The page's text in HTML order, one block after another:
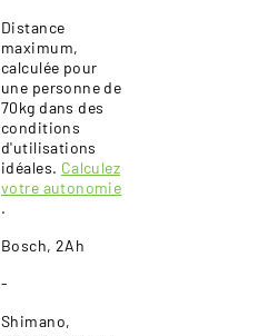
Distance
maximum,
calculée pour
une personne de
70kg dans des
conditions
d'utilisations
idéales. Calculez
votre autonomie
.
Bosch, 2Ah
-
Shimano,